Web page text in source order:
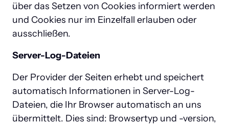
über das Setzen von Cookies informiert werden
und Cookies nur im Einzelfall erlauben oder
ausschließen.
Server-Log-Dateien
Der Provider der Seiten erhebt und speichert
automatisch Informationen in Server-Log-
Dateien, die Ihr Browser automatisch an uns
übermittelt. Dies sind: Browsertyp und -version,